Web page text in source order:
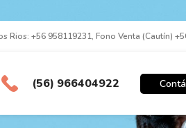
Rios: +56 958119231, Fono Venta (Cautín)
(56) 966404922